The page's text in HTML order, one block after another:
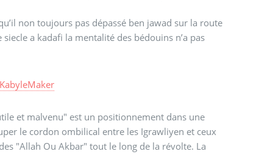
non toujours pas dépassé ben jawad sur la route
a kadafi la mentalité des bédouins n’a pas
KabyleMaker
et malvenu" est un positionnement dans une
le cordon ombilical entre les Igrawliyen et ceux
"Allah Ou Akbar" tout le long de la révolte. La